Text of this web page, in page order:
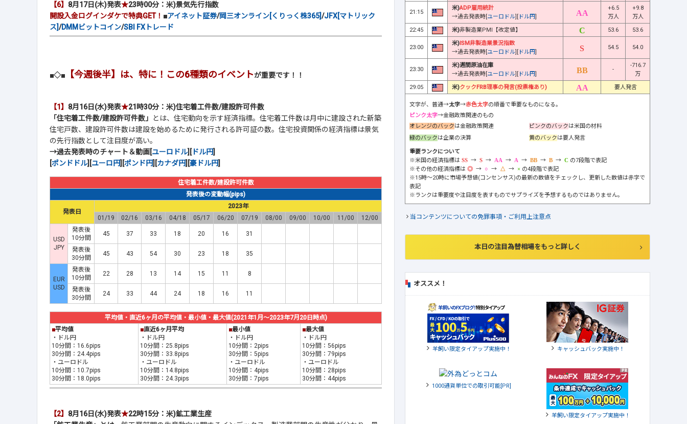
【6】 8月17日(木)発表★23時00分：米)景気先行指数
開設入金ログインダケで特典GET！ ■アイネット証券/岡三オンライン[くりっく株365]/JFX[マトリック
ス]/DMMビットコイン/SBI FXトレード
■◇■ 【今週後半】は、特に！この6種類のイベントが重要です！！
【1】 8月16日(水)発表★21時30分：米)住宅着工件数/建設許可件数
「住宅着工件数/建設許可件数」
とは、住宅動向を示す経済指標。住宅着工件数は月中に建設された新築
住宅戸数、建設許可件数は建設を始めるために発行される許可証の数。住宅投資関係の経済指標は景気
の先行指数として注目度が高い。
→過去発表時のチャート＆動画[ユーロドル][ ドル円]
[ポンドドル][ユーロ円][ポンド円][カナダ円][豪ドル円]
住宅着工件数/建設許可件数
発表後の変動幅(pips)
発表日
2023年
01/19
02/16 03/16 04/18 05/17 06/20 07/19 08/00 09/00 10/00 11/00 12/00
USD
JPY
発表後
10分間
45 37 33 18 20 16 31
発表後
30分間
45 43 54 30 23 18 35
EUR
USD
発表後
10分間
22 28 13 14 15 11 8
発表後
30分間
24 33 44 24 18 16 11
平均値・直近6ヶ月の平均値・最小値・最大値(2021年1月～2023年7月20日時点)
■平均値
・ドル円
10分間：16.6pips
30分間：24.4pips
・ユーロドル
10分間：10.7pips
30分間：18.0pips
■直近6ヶ月平均
・ドル円
10分間：25.8pips
30分間：33.8pips
・ユーロドル
10分間：14.8pips
30分間：24.3pips
■最小値
・ドル円
10分間：2pips
30分間：5pips
・ユーロドル
10分間：4pips
30分間：7pips
■最大値
・ドル円
10分間：56pips
30分間：79pips
・ユーロドル
10分間：28pips
30分間：44pips
【2】 8月16日(水)発表★22時15分：米)鉱工業生産
21:15
米)ADP雇用統計
→過去発表時[ユーロドル][ ドル円]
+6.5
万人
+9.8
万人
22:45
米)非製造業PMI【改定値】 53.6 53.6
23:00
米)ISM非製造業景況指数
→過去発表時[ユーロドル][ ドル円]
54.5 54.0
23:30
米)週間原油在庫
→過去発表時[ユーロドル][ ドル円]
-
-716.7
万
29:05
米)クックFRB理事の発言(投票権あり) 要人発言
文字が、普通→太字→赤色太字の順番で重要なものになる。
ピンク太字→金融政策関連のもの
オレンジのバックは金融政策関連 ピンクのバックは米国の材料
緑のバックは企業の決算 黄のバックは要人発言
重要ランクについて
※米国の経済指標は
→ → → → → →
の7段階で表記
※その他の経済指標は
→ → →
の4段階で表記
※15時～20時に市場予想値(コンセンサス)の最新の数値をチェックし、更新した数値は赤字で
表記
※ランクは重要度や注目度を表すものでサプライズを予想するものではありません。
当コンテンツについての免罪事項・ご利用上注意点
本日の注目為替相場をもっと詳しく
オススメ！
羊飼い限定タイアップ実施中！ キャッシュバック実施中！
1000通貨単位での取引可能[PR]
羊飼い限定タイアップ実施中！